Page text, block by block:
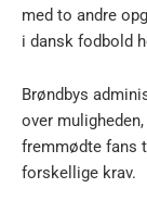
med to andre
i dansk fodbold
Brøndbys
over
fremmødte fans
forskellige krav.